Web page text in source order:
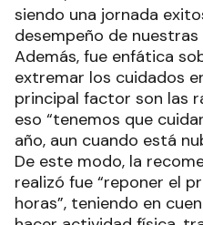
siendo una jornada
desempeño de
Además, fue enfática
extremar los cuidados
principal factor son las
eso “tenemos que
año, aun cuando está
De este modo, la
realizó fue “reponer el
horas”, teniendo en